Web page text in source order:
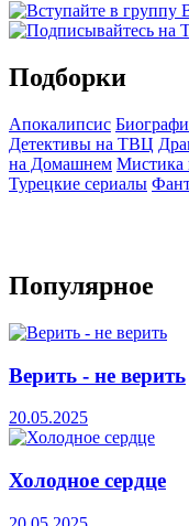
Подборки
Апокалипсис
Детективы на ТВЦ
на Домашнем Мистика
Турецкие сериалы
Популярное
Верить - не верить
20.05.2025
Холодное сердце